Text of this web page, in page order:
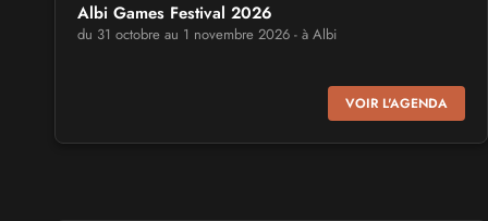
Albi Games Festival 2026
du 31 octobre au 1 novembre 2026 - à Albi
Virtual Calais - salon du jeu vidéo et des loisirs
numériques 2026
VOIR L'AGENDA